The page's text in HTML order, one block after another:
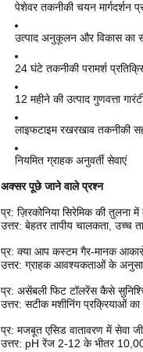
पेशेवर तकनीकी चयन मार्गदर्शन
उत्पाद अनुकूलन और विकास का
24 घंटे तकनीकी परामर्श
12 महीने की उत्पाद गुणवत्ता
लाइफटाइम रखरखाव तकनीकी
नियमित ग्राहक अनुवर्ती सेवाएं
अक्सर पूछे जाने वाले प्रश्न
प्र: ज़िरकोनिया सिरेमिक की तुलना
उत्तर: बेहतर तापीय चालकता, उच्च
प्र: क्या आप कस्टम गैर-मानक
उत्तर: ग्राहक आवश्यकताओं के
प्र: असेंबली फिट टॉलरेंस कैसे
उत्तर: सटीक मशीनिंग प्रक्रियाओं
प्र: मजबूत एसिड वातावरण में सेवा
उत्तर: pH रेंज 2-12 के भीतर